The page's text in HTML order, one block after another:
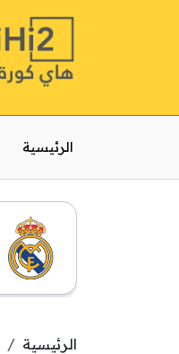
الرئيسية
الرئيسية